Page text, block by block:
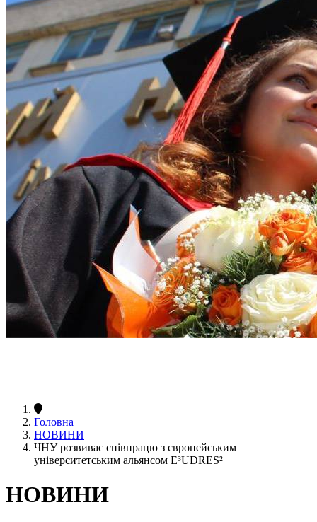
Головна
НОВИНИ
ЧНУ розвиває співпрацю з європейським
університетським альянсом E³UDRES²
НОВИНИ